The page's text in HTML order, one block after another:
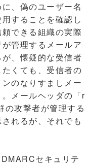
、偽のユーザー名
することを確認し
できる組織の実際
管理するメールア
、懐疑的な受信者
くても、受信者の
のなりすましメー
メールヘッダの「r
攻撃者が管理する
れるが、それでも
セキュリテ